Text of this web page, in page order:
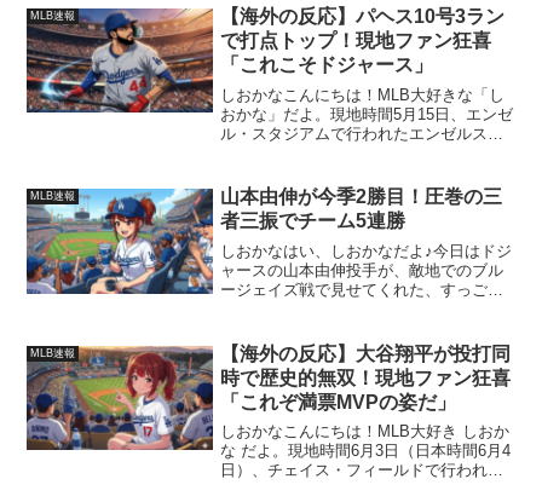
番・三塁」でスタメン出場した岡本選
手。2回の第1...
MLB速報
【海外の反応】パヘス10号3ラン
で打点トップ！現地ファン狂喜
「これこそドジャース」
しおかなこんにちは！MLB大好きな「し
おかな」だよ。現地時間5月15日、エンゼ
ル・スタジアムで行われたエンゼルス対
ャートップタイに躍り出る大活躍を見せ
てくれたよ！...
MLB速報
山本由伸が今季2勝目！圧巻の三
者三振でチーム5連勝
しおかなはい、しおかなだよ♪今日はドジ
ャースの山本由伸投手が、敵地でのブル
ージェイズ戦で見せてくれた、すっごく
ーズでも投げた思い出の球場、ロジャー
ズ・センターのマウンド...
MLB速報
【海外の反応】大谷翔平が投打同
時で歴史的無双！現地ファン狂喜
「これぞ満票MVPの姿だ」
しおかなこんにちは！MLB大好き しおか
な だよ。現地時間6月3日（日本時間6月4
日）、チェイス・フィールドで行われた